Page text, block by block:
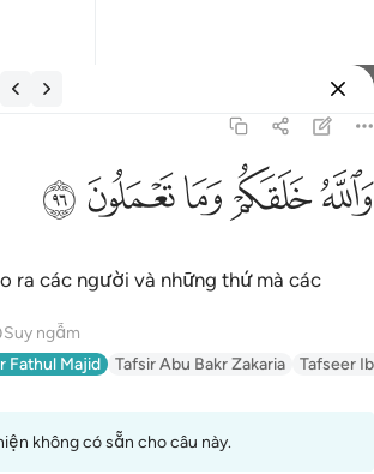
وَٱللَّهُ
ﲤﲥﲦﲧﲨ
ra các người và những thứ mà các
Suy ngẫm
Fathul Majid Tafsir Abu Bakr Zakaria Tafseer
không có sẵn cho câu này.